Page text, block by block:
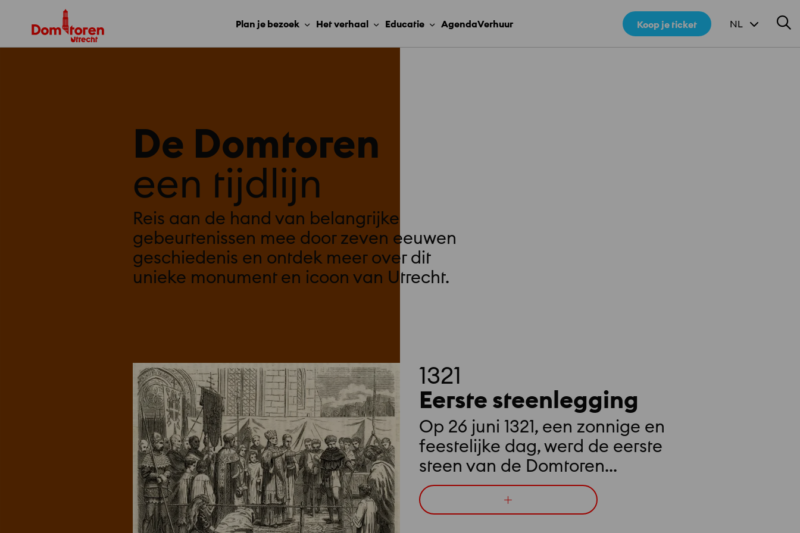
Plan je bezoek Het verhaal Educatie AgendaVerhuur Koop je ticket NL
De Domtoren
een tijdlijn
Reis aan de hand van belangrijke
gebeurtenissen mee door zeven eeuwen
geschiedenis en ontdek meer over dit
unieke monument en icoon van Utrecht.
1321
Eerste steenlegging
Op 26 juni 1321, een zonnige en
feestelijke dag, werd de eerste
steen van de Domtoren
gelegd. Heel Utrecht liep uit
om dit bijzondere moment mee
Eerste